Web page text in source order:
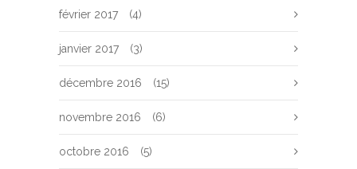
février 2017 (4)
janvier 2017 (3)
décembre 2016 (15)
novembre 2016 (6)
octobre 2016 (5)